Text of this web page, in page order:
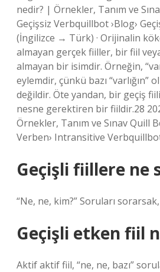
nedir? | Örnekler, Tanım ve
Geçişsiz Verbquillbot ›Blog›
(İngilizce → Türk) · Orijinalin
almayan gerçek fiiller, bir fiil
almayan bir isimdir. Örneğin,
eylemdir, çünkü bazı “varlığın”
değildir. Öte yandan, bir geçiş
nesne gerektiren bir fiildir.28
Örnekler, Tanım ve Sınav Quill
Verben› Intransitive
Geçişli fiillere ne
“Ne, ne, kim?” Soruları
Geçişli etken fiil
Aktif aktif fiil, “ne, ne, bazı”